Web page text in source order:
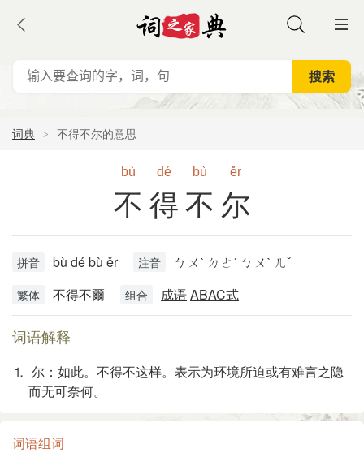
词典 不得不尔的意思
bù dé bù ěr
不得不尔
拼音 bù dé bù ěr 注音 ㄅㄨˋ ㄉㄜˊ ㄅㄨˋ ㄦˇ
繁体 不得不爾 组合 成语ABAC式
词语解释
⒈ 尔：如此。不得不这样。表示为环境所迫或有难言之隐
而无可奈何。
词语组词